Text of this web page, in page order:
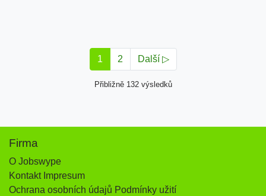
1 2 Další ▷
Přibližně 132 výsledků
Firma
O Jobswype
Kontakt Impresum
Ochrana osobních údajů Podmínky užití